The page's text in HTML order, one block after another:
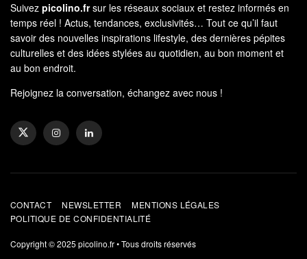
Suivez picolino.frsur les réseaux sociaux et restez informés en
temps réel ! Actus, tendances, exclusivités… Tout ce qu’il faut
savoir des nouvelles inspirations lifestyle, des dernières pépites
culturelles et des idées stylées au quotidien, au bon moment et
au bon endroit.
Rejoignez la conversation, échangez avec nous !
CONTACT NEWSLETTER
MENTIONS LÉGALES
POLITIQUE DE CONFIDENTIALITÉ
Copyright © 2025 picolino.fr• Tous droits réservés